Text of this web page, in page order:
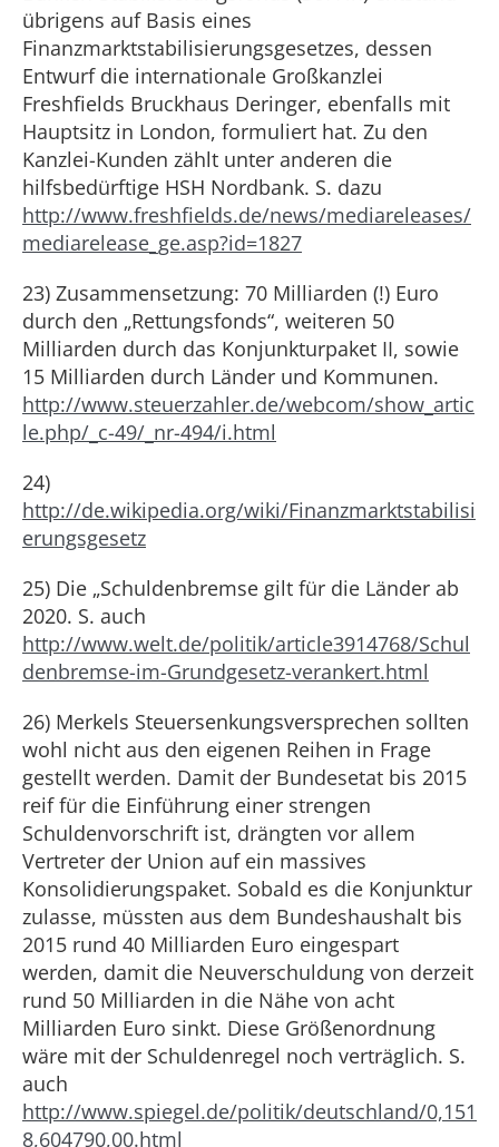
übrigens auf Basis eines
Finanzmarktstabilisierungsgesetzes, dessen
Entwurf die internationale Großkanzlei
Freshfields Bruckhaus Deringer, ebenfalls mit
Hauptsitz in London, formuliert hat. Zu den
Kanzlei-Kunden zählt unter anderen die
hilfsbedürftige HSH Nordbank. S. dazu
http://www.freshfields.de/news/mediareleases/
mediarelease_ge.asp?id=1827
23) Zusammensetzung: 70 Milliarden (!) Euro
durch den „Rettungsfonds“, weiteren 50
Milliarden durch das Konjunkturpaket II, sowie
15 Milliarden durch Länder und Kommunen.
http://www.steuerzahler.de/webcom/show_artic
le.php/_c-49/_nr-494/i.html
24)
http://de.wikipedia.org/wiki/Finanzmarktstabilisi
erungsgesetz
25) Die „Schuldenbremse gilt für die Länder ab
2020. S. auch
http://www.welt.de/politik/article3914768/Schul
denbremse-im-Grundgesetz-verankert.html
26) Merkels Steuersenkungsversprechen sollten
wohl nicht aus den eigenen Reihen in Frage
gestellt werden. Damit der Bundesetat bis 2015
reif für die Einführung einer strengen
Schuldenvorschrift ist, drängten vor allem
Vertreter der Union auf ein massives
Konsolidierungspaket. Sobald es die Konjunktur
zulasse, müssten aus dem Bundeshaushalt bis
2015 rund 40 Milliarden Euro eingespart
werden, damit die Neuverschuldung von derzeit
rund 50 Milliarden in die Nähe von acht
Milliarden Euro sinkt. Diese Größenordnung
wäre mit der Schuldenregel noch verträglich. S.
auch
http://www.spiegel.de/politik/deutschland/0,151
8,604790,00.html